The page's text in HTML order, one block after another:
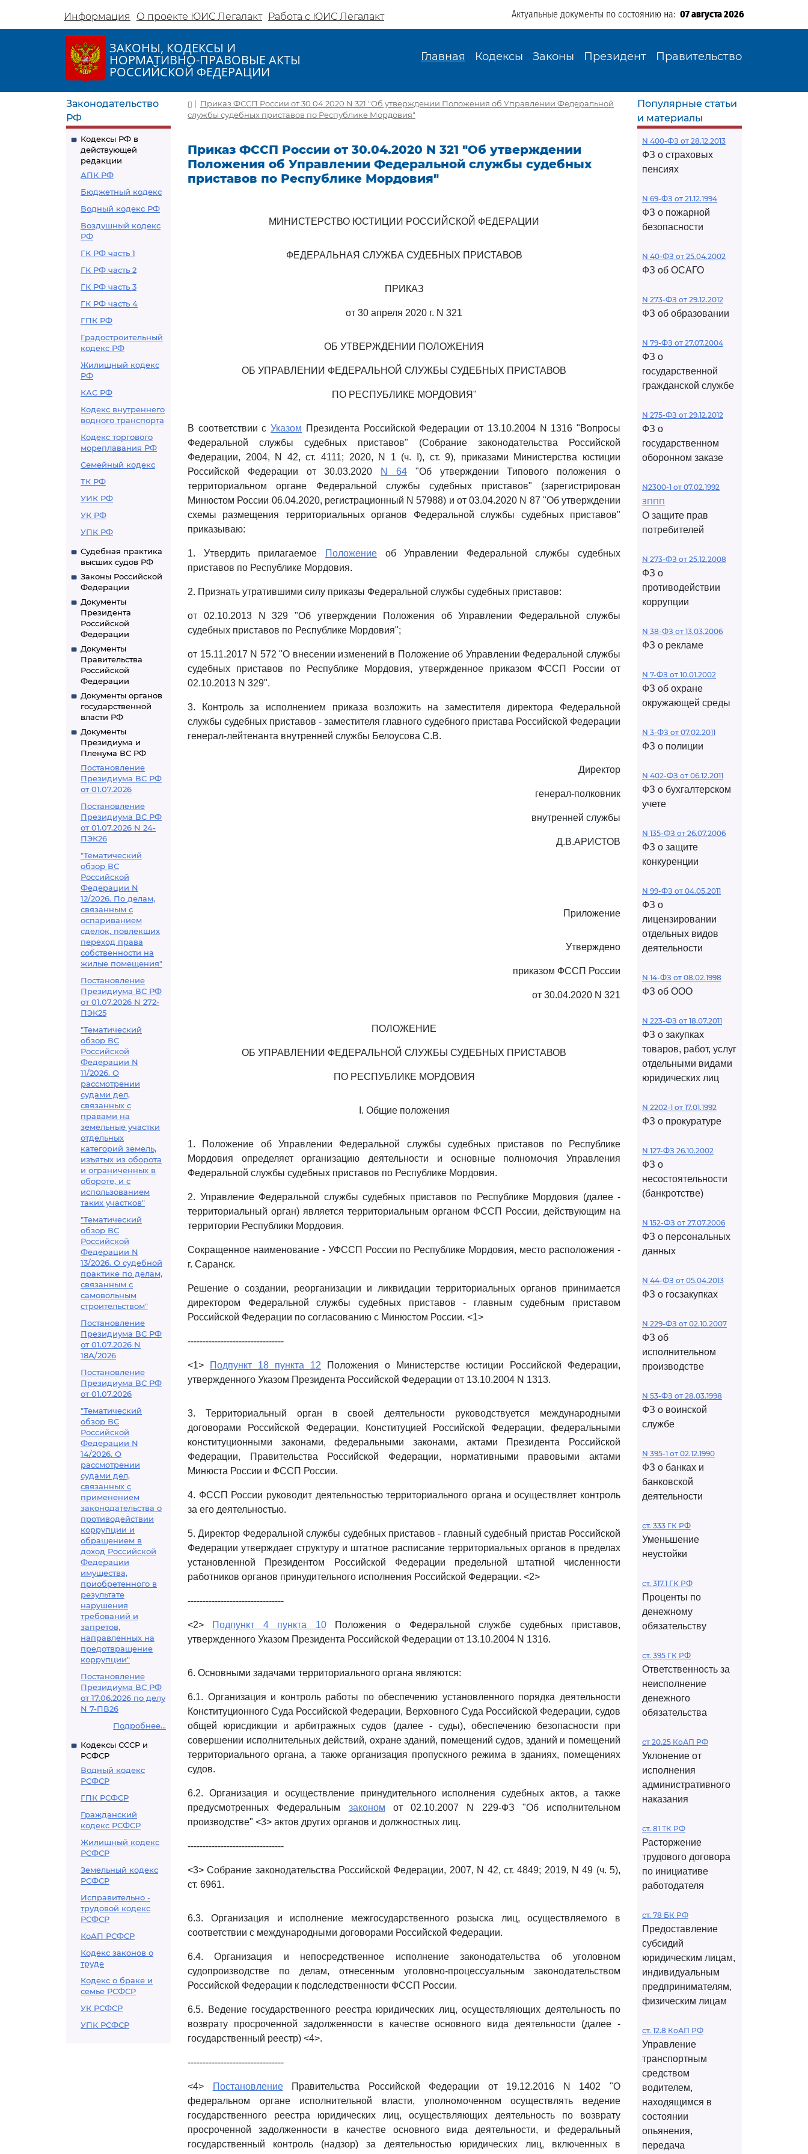
Информация О проекте ЮИС Легалакт Работа с ЮИС Легалакт Актуальные документы по состоянию на: 07 августа 2026
ЗАКОНЫ, КОДЕКСЫ И
НОРМАТИВНО-ПРАВОВЫЕ АКТЫ
РОССИЙСКОЙ ФЕДЕРАЦИИ
Главная Кодексы Законы Президент Правительство
Законодательство
РФ
Кодексы РФ в
действующей
редакции
АПК РФ
Бюджетный кодекс
Водный кодекс РФ
Воздушный кодекс
РФ
ГК РФ часть 1
ГК РФ часть 2
ГК РФ часть 3
ГК РФ часть 4
ГПК РФ
Градостроительный
кодекс РФ
Жилищный кодекс
РФ
КАС РФ
Кодекс внутреннего
водного транспорта
Кодекс торгового
мореплавания РФ
Семейный кодекс
ТК РФ
УИК РФ
УК РФ
УПК РФ
Судебная практика
высших судов РФ
Законы Российской
Федерации
Документы
Президента
Российской
Федерации
Документы
Правительства
Российской
Федерации
Документы органов
государственной
власти РФ
Документы
Президиума и
Пленума ВС РФ
Постановление
Президиума ВС РФ
от 01.07.2026
Постановление
Президиума ВС РФ
от 01.07.2026 N 24-
ПЭК26
"Тематический
обзор ВС
Российской
Федерации N
12/2026. По делам,
связанным с
оспариванием
сделок, повлекших
переход права
собственности на
жилые помещения"
Постановление
Президиума ВС РФ
от 01.07.2026 N 272-
ПЭК25
"Тематический
обзор ВС
Российской
Федерации N
11/2026. О
рассмотрении
судами дел,
связанных с
правами на
земельные участки
отдельных
категорий земель,
изъятых из оборота
и ограниченных в
обороте, и с
использованием
таких участков"
"Тематический
обзор ВС
Российской
Федерации N
13/2026. О судебной
практике по делам,
связанным с
самовольным
строительством"
Постановление
Президиума ВС РФ
от 01.07.2026 N
18А/2026
Постановление
Президиума ВС РФ
от 01.07.2026
"Тематический
обзор ВС
Российской
Федерации N
14/2026. О
рассмотрении
судами дел,
связанных с
применением
законодательства о
противодействии
коррупции и
обращением в
доход Российской
Федерации
имущества,
приобретенного в
результате
нарушения
требований и
запретов,
направленных на
предотвращение
коррупции"
Постановление
Президиума ВС РФ
от 17.06.2026 по делу
N 7-ПВ26
Подробнее...
Кодексы СССР и
РСФСР
Водный кодекс
РСФСР
ГПК РСФСР
Гражданский
кодекс РСФСР
Жилищный кодекс
РСФСР
Земельный кодекс
РСФСР
Исправительно -
трудовой кодекс
РСФСР
КоАП РСФСР
Кодекс законов о
труде
Кодекс о браке и
семье РСФСР
УК РСФСР
УПК РСФСР
| Приказ ФССП России от 30.04.2020 N 321 "Об утверждении Положения об Управлении Федеральной
службы судебных приставов по Республике Мордовия"
Приказ ФССП России от 30.04.2020 N 321 "Об утверждении
Положения об Управлении Федеральной службы судебных
приставов по Республике Мордовия"
МИНИСТЕРСТВО ЮСТИЦИИ РОССИЙСКОЙ ФЕДЕРАЦИИ
ФЕДЕРАЛЬНАЯ СЛУЖБА СУДЕБНЫХ ПРИСТАВОВ
ПРИКАЗ
от 30 апреля 2020 г. N 321
ОБ УТВЕРЖДЕНИИ ПОЛОЖЕНИЯ
ОБ УПРАВЛЕНИИ ФЕДЕРАЛЬНОЙ СЛУЖБЫ СУДЕБНЫХ ПРИСТАВОВ
ПО РЕСПУБЛИКЕ МОРДОВИЯ"
В соответствии сУказом Президента Российской Федерации от 13.10.2004 N 1316 "Вопросы
Федеральной службы судебных приставов" (Собрание законодательства Российской
Федерации, 2004, N 42, ст. 4111; 2020, N 1 (ч. I), ст. 9), приказами Министерства юстиции
Российской Федерации от 30.03.2020
N 64 "Об утверждении Типового положения о
территориальном органе Федеральной службы судебных приставов" (зарегистрирован
Минюстом России 06.04.2020, регистрационный N 57988) и от 03.04.2020 N 87 "Об утверждении
схемы размещения территориальных органов Федеральной службы судебных приставов"
приказываю:
1. Утвердить прилагаемое Положениеоб Управлении Федеральной службы судебных
приставов по Республике Мордовия.
2. Признать утратившими силу приказы Федеральной службы судебных приставов:
от 02.10.2013 N 329 "Об утверждении Положения об Управлении Федеральной службы
судебных приставов по Республике Мордовия";
от 15.11.2017 N 572 "О внесении изменений в Положение об Управлении Федеральной службы
судебных приставов по Республике Мордовия, утвержденное приказом ФССП России от
02.10.2013 N 329".
3. Контроль за исполнением приказа возложить на заместителя директора Федеральной
службы судебных приставов - заместителя главного судебного пристава Российской Федерации
генерал-лейтенанта внутренней службы Белоусова С.В.
Директор
генерал-полковник
внутренней службы
Д.В.АРИСТОВ
Приложение
Утверждено
приказом ФССП России
от 30.04.2020 N 321
ПОЛОЖЕНИЕ
ОБ УПРАВЛЕНИИ ФЕДЕРАЛЬНОЙ СЛУЖБЫ СУДЕБНЫХ ПРИСТАВОВ
ПО РЕСПУБЛИКЕ МОРДОВИЯ
I. Общие положения
1. Положение об Управлении Федеральной службы судебных приставов по Республике
Мордовия определяет организацию деятельности и основные полномочия Управления
Федеральной службы судебных приставов по Республике Мордовия.
2. Управление Федеральной службы судебных приставов по Республике Мордовия (далее -
территориальный орган) является территориальным органом ФССП России, действующим на
территории Республики Мордовия.
Сокращенное наименование - УФССП России по Республике Мордовия, место расположения -
г. Саранск.
Решение о создании, реорганизации и ликвидации территориальных органов принимается
директором Федеральной службы судебных приставов - главным судебным приставом
Российской Федерации по согласованию с Минюстом России. <1>
--------------------------------
<1> Подпункт 18 пункта 12 Положения о Министерстве юстиции Российской Федерации,
утвержденного Указом Президента Российской Федерации от 13.10.2004 N 1313.
3. Территориальный орган в своей деятельности руководствуется международными
договорами Российской Федерации, Конституцией Российской Федерации, федеральными
конституционными законами, федеральными законами, актами Президента Российской
Федерации, Правительства Российской Федерации, нормативными правовыми актами
Минюста России и ФССП России.
4. ФССП России руководит деятельностью территориального органа и осуществляет контроль
за его деятельностью.
5. Директор Федеральной службы судебных приставов - главный судебный пристав Российской
Федерации утверждает структуру и штатное расписание территориальных органов в пределах
установленной Президентом Российской Федерации предельной штатной численности
работников органов принудительного исполнения Российской Федерации. <2>
--------------------------------
<2> Подпункт 4 пункта 10Положения о Федеральной службе судебных приставов,
утвержденного Указом Президента Российской Федерации от 13.10.2004 N 1316.
6. Основными задачами территориального органа являются:
6.1. Организация и контроль работы по обеспечению установленного порядка деятельности
Конституционного Суда Российской Федерации, Верховного Суда Российской Федерации, судов
общей юрисдикции и арбитражных судов (далее - суды), обеспечению безопасности при
совершении исполнительных действий, охране зданий, помещений судов, зданий и помещений
территориального органа, а также организация пропускного режима в зданиях, помещениях
судов.
6.2. Организация и осуществление принудительного исполнения судебных актов, а также
предусмотренных Федеральным законом от 02.10.2007 N 229-ФЗ "Об исполнительном
производстве" <3> актов других органов и должностных лиц.
--------------------------------
<3> Собрание законодательства Российской Федерации, 2007, N 42, ст. 4849; 2019, N 49 (ч. 5),
ст. 6961.
6.3. Организация и исполнение межгосударственного розыска лиц, осуществляемого в
соответствии с международными договорами Российской Федерации.
6.4. Организация и непосредственное исполнение законодательства об уголовном
судопроизводстве по делам, отнесенным уголовно-процессуальным законодательством
Российской Федерации к подследственности ФССП России.
6.5. Ведение государственного реестра юридических лиц, осуществляющих деятельность по
возврату просроченной задолженности в качестве основного вида деятельности (далее -
государственный реестр) <4>.
--------------------------------
<4> ПостановлениеПравительства Российской Федерации от 19.12.2016 N 1402 "О
федеральном органе исполнительной власти, уполномоченном осуществлять ведение
государственного реестра юридических лиц, осуществляющих деятельность по возврату
просроченной задолженности в качестве основного вида деятельности, и федеральный
государственный контроль (надзор) за деятельностью юридических лиц, включенных в
Популярные статьи
и материалы
N 400-ФЗ от 28.12.2013
ФЗ о страховых
пенсиях
N 69-ФЗ от 21.12.1994
ФЗ о пожарной
безопасности
N 40-ФЗ от 25.04.2002
ФЗ об ОСАГО
N 273-ФЗ от 29.12.2012
ФЗ об образовании
N 79-ФЗ от 27.07.2004
ФЗ о
государственной
гражданской службе
N 275-ФЗ от 29.12.2012
ФЗ о
государственном
оборонном заказе
N2300-1 от 07.02.1992
ЗППП
О защите прав
потребителей
N 273-ФЗ от 25.12.2008
ФЗ о
противодействии
коррупции
N 38-ФЗ от 13.03.2006
ФЗ о рекламе
N 7-ФЗ от 10.01.2002
ФЗ об охране
окружающей среды
N 3-ФЗ от 07.02.2011
ФЗ о полиции
N 402-ФЗ от 06.12.2011
ФЗ о бухгалтерском
учете
N 135-ФЗ от 26.07.2006
ФЗ о защите
конкуренции
N 99-ФЗ от 04.05.2011
ФЗ о
лицензировании
отдельных видов
деятельности
N 14-ФЗ от 08.02.1998
ФЗ об ООО
N 223-ФЗ от 18.07.2011
ФЗ о закупках
товаров, работ, услуг
отдельными видами
юридических лиц
N 2202-1 от 17.01.1992
ФЗ о прокуратуре
N 127-ФЗ 26.10.2002
ФЗ о
несостоятельности
(банкротстве)
N 152-ФЗ от 27.07.2006
ФЗ о персональных
данных
N 44-ФЗ от 05.04.2013
ФЗ о госзакупках
N 229-ФЗ от 02.10.2007
ФЗ об
исполнительном
производстве
N 53-ФЗ от 28.03.1998
ФЗ о воинской
службе
N 395-1 от 02.12.1990
ФЗ о банках и
банковской
деятельности
ст. 333 ГК РФ
Уменьшение
неустойки
ст. 317.1 ГК РФ
Проценты по
денежному
обязательству
ст. 395 ГК РФ
Ответственность за
неисполнение
денежного
обязательства
ст 20.25 КоАП РФ
Уклонение от
исполнения
административного
наказания
ст. 81 ТК РФ
Расторжение
трудового договора
по инициативе
работодателя
ст. 78 БК РФ
Предоставление
субсидий
юридическим лицам,
индивидуальным
предпринимателям,
физическим лицам
ст. 12.8 КоАП РФ
Управление
транспортным
средством
водителем,
находящимся в
состоянии
опьянения,
передача